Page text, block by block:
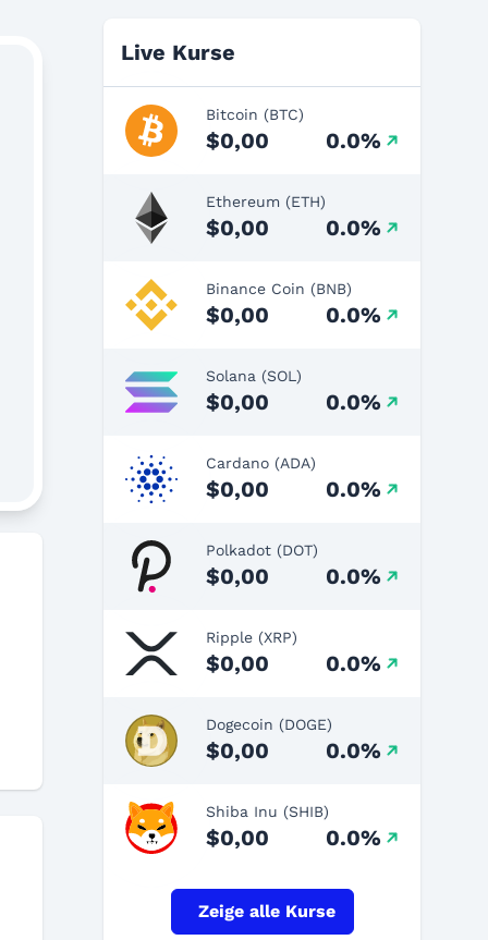
Live Kurse
Bitcoin (BTC)
$0,00 0.0%
Ethereum (ETH)
$0,00 0.0%
Binance Coin (BNB)
$0,00 0.0%
Solana (SOL)
$0,00 0.0%
Cardano (ADA)
$0,00 0.0%
Polkadot (DOT)
$0,00 0.0%
Ripple (XRP)
$0,00 0.0%
Dogecoin (DOGE)
$0,00 0.0%
Shiba Inu (SHIB)
$0,00 0.0%
Zeige alle Kurse